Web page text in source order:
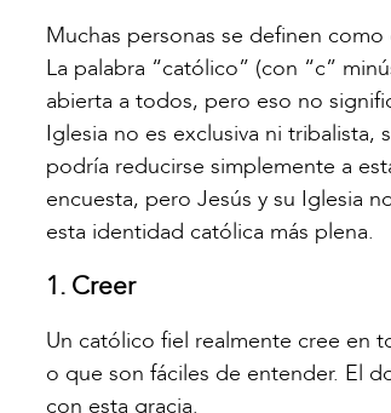
Muchas personas se definen
La palabra “católico” (con “c”
abierta a todos, pero eso no
Iglesia no es exclusiva ni
podría reducirse simplemente a
encuesta, pero Jesús y su Iglesia
esta identidad católica más plena.
1. Creer
Un católico fiel realmente cree en
o que son fáciles de entender. El
con esta gracia.